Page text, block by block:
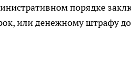
порядке
или денежному штрафу